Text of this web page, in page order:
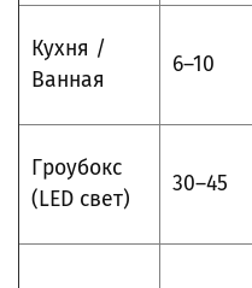
Кухня /
Ванная
6–10
Гроубокс
(LED свет)
30–45